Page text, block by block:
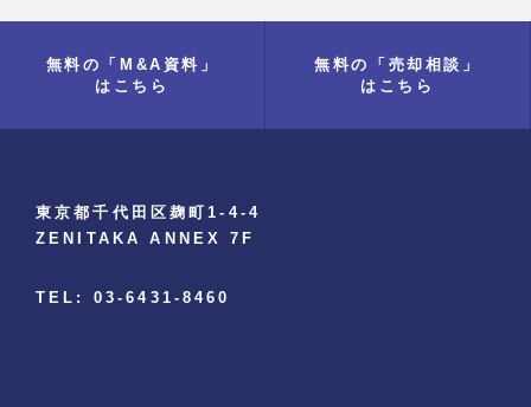
無料の「M&A資料」
はこちら
無料の「売却相談」
はこちら
東京都千代田区麹町1-4-4
ZENITAKA ANNEX 7F
TEL: 03-6431-8460